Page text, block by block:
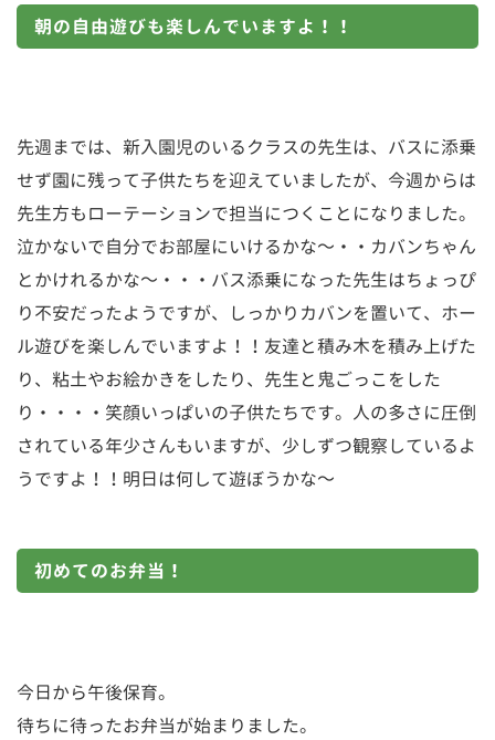
朝の自由遊びも楽しんでいますよ！！
先週までは、新入園児のいるクラスの先生は、バスに添乗
せず園に残って子供たちを迎えていましたが、今週からは
先生方もローテーションで担当につくことになりました。
泣かないで自分でお部屋にいけるかな～・・カバンちゃん
とかけれるかな～・・・バス添乗になった先生はちょっぴ
り不安だったようですが、しっかりカバンを置いて、ホー
ル遊びを楽しんでいますよ！！友達と積み木を積み上げた
り、粘土やお絵かきをしたり、先生と鬼ごっこをした
り・・・・笑顔いっぱいの子供たちです。人の多さに圧倒
されている年少さんもいますが、少しずつ観察しているよ
うですよ！！明日は何して遊ぼうかな～
初めてのお弁当！
今日から午後保育。
待ちに待ったお弁当が始まりました。